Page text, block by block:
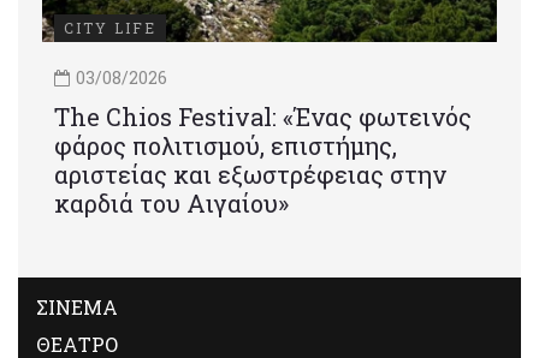
CITY LIFE
03/08/2026
Τhe Chios Festival: «Ένας φωτεινός
φάρος πολιτισμού, επιστήμης,
αριστείας και εξωστρέφειας στην
καρδιά του Αιγαίου»
ΣΙΝΕΜΑ
ΘΕΑΤΡΟ